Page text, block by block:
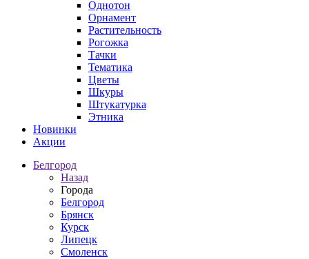
Однотон
Орнамент
Растительность
Рогожка
Тачки
Тематика
Цветы
Шкуры
Штукатурка
Этника
Новинки
Акции
Белгород
Назад
Города
Белгород
Брянск
Курск
Липецк
Смоленск